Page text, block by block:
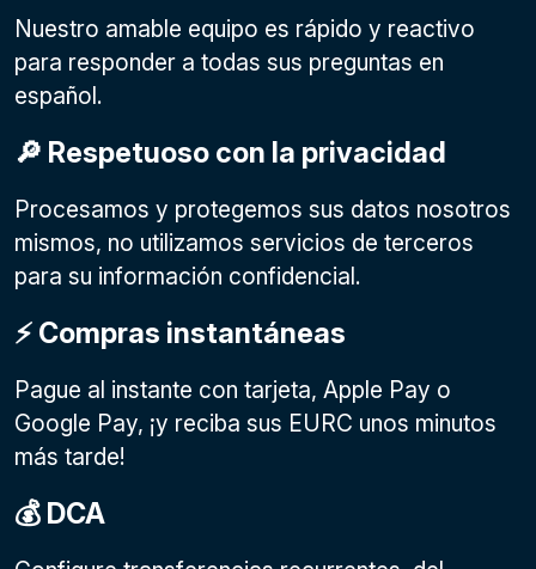
Nuestro amable equipo es rápido y reactivo
para responder a todas sus preguntas en
español.
🔎 Respetuoso con la privacidad
Procesamos y protegemos sus datos nosotros
mismos, no utilizamos servicios de terceros
para su información confidencial.
⚡️ Compras instantáneas
Pague al instante con tarjeta, Apple Pay o
Google Pay, ¡y reciba sus EURC unos minutos
más tarde!
💰 DCA